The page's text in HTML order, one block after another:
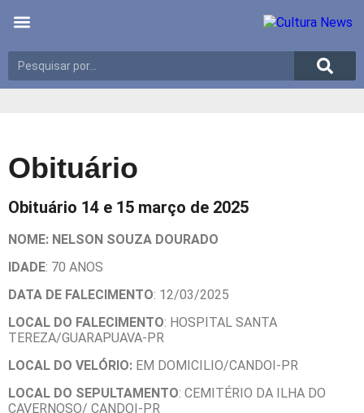
Obituário
Obituário 14 e 15 março de 2025
NOME: NELSON SOUZA DOURADO
IDADE: 70 ANOS
DATA DE FALECIMENTO: 12/03/2025
LOCAL DO FALECIMENTO: HOSPITAL SANTA
TEREZA/GUARAPUAVA-PR
LOCAL DO VELÓRIO: EM DOMICILIO/CANDOI-PR
LOCAL DO SEPULTAMENTO: CEMITÉRIO DA ILHA DO
CAVERNOSO/ CANDOI-PR